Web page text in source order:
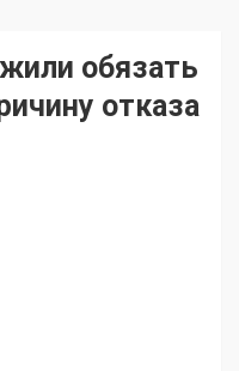
обязать
отказа